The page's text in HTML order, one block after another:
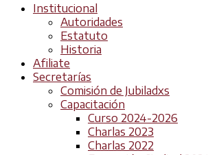
Institucional
Autoridades
Estatuto
Historia
Afiliate
Secretarías
Comisión de Jubiladxs
Capacitación
Curso 2024-2026
Charlas 2023
Charlas 2022